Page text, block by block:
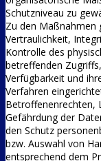
Schutzniveau zu
Zu den Maßnahmen
Vertraulichkeit,
Kontrolle des
betreffenden
Verfügbarkeit und
Verfahren
Betroffenenrechten,
Gefährdung der
den Schutz
bzw. Auswahl von
entsprechend dem